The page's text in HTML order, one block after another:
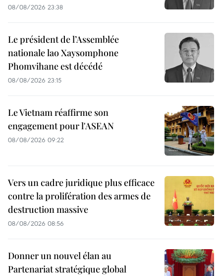
08/08/2026 23:38
Le président de l’Assemblée
nationale lao Xaysomphone
Phomvihane est décédé
08/08/2026 23:15
Le Vietnam réaffirme son
engagement pour l'ASEAN
08/08/2026 09:22
Vers un cadre juridique plus efficace
contre la prolifération des armes de
destruction massive
08/08/2026 08:56
Donner un nouvel élan au
Partenariat stratégique global